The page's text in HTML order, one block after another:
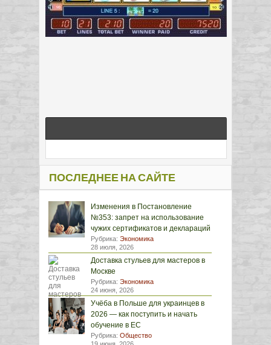
ПОСЛЕДНЕЕ НА САЙТЕ
Изменения в Постановление
№353: запрет на использование
чужих сертификатов и деклараций
Рубрика: Экономика
28 июля, 2026
Доставка стульев для мастеров в
Москве
Рубрика: Экономика
24 июня, 2026
Учёба в Польше для украинцев в
2026 — как поступить и начать
обучение в ЕС
Рубрика: Общество